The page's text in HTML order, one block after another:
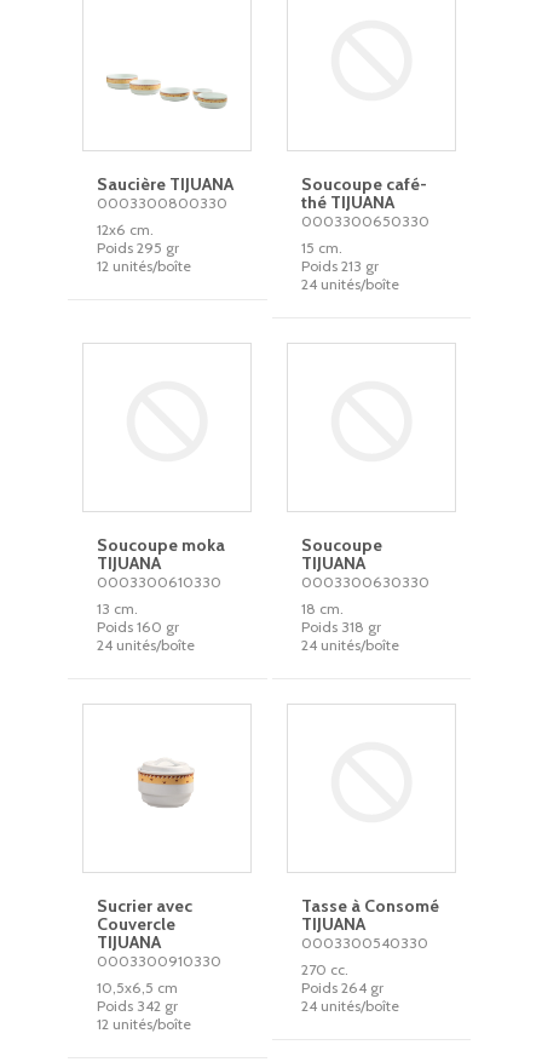
Saucière TIJUANA
0003300800330
12x6 cm.
Poids 295 gr
12 unités/boîte
Soucoupe café-
thé TIJUANA
0003300650330
15 cm.
Poids 213 gr
24 unités/boîte
Soucoupe moka
TIJUANA
0003300610330
13 cm.
Poids 160 gr
24 unités/boîte
Soucoupe
TIJUANA
0003300630330
18 cm.
Poids 318 gr
24 unités/boîte
Sucrier avec
Couvercle
TIJUANA
0003300910330
10,5x6,5 cm
Poids 342 gr
12 unités/boîte
Tasse à Consomé
TIJUANA
0003300540330
270 cc.
Poids 264 gr
24 unités/boîte